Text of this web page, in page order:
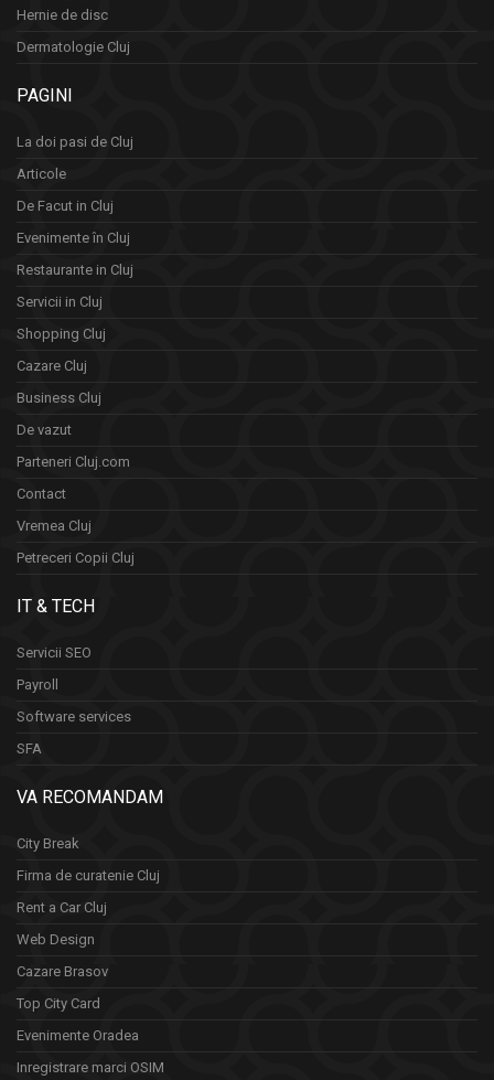
Hernie de disc
Dermatologie Cluj
PAGINI
La doi pasi de Cluj
Articole
De Facut in Cluj
Evenimente în Cluj
Restaurante in Cluj
Servicii in Cluj
Shopping Cluj
Cazare Cluj
Business Cluj
De vazut
Parteneri Cluj.com
Contact
Vremea Cluj
Petreceri Copii Cluj
IT & TECH
Servicii SEO
Payroll
Software services
SFA
VA RECOMANDAM
City Break
Firma de curatenie Cluj
Rent a Car Cluj
Web Design
Cazare Brasov
Top City Card
Evenimente Oradea
Inregistrare marci OSIM